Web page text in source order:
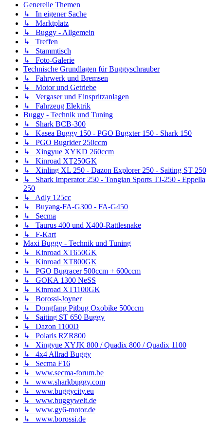
Generelle Themen
↳ In eigener Sache
↳ Marktplatz
↳ Buggy - Allgemein
↳ Treffen
↳ Stammtisch
↳ Foto-Galerie
Technische Grundlagen für Buggyschrauber
↳ Fahrwerk und Bremsen
↳ Motor und Getriebe
↳ Vergaser und Einspritzanlagen
↳ Fahrzeug Elektrik
Buggy - Technik und Tuning
↳ Shark BCB-300
↳ Kasea Buggy 150 - PGO Bugxter 150 - Shark 150
↳ PGO Bugrider 250ccm
↳ Xingyue XYKD 260ccm
↳ Kinroad XT250GK
↳ Xinling XL 250 - Dazon Explorer 250 - Saiting ST 250
↳ Shark Imperator 250 - Tongian Sports TJ-250 - Eppella
250
↳ Adly 125cc
↳ Buyang-FA-G300 - FA-G450
↳ Secma
↳ Taurus 400 und X400-Rattlesnake
↳ F-Kart
Maxi Buggy - Technik und Tuning
↳ Kinroad XT650GK
↳ Kinroad XT800GK
↳ PGO Bugracer 500ccm + 600ccm
↳ GOKA 1300 NeSS
↳ Kinroad XT1100GK
↳ Borossi-Joyner
↳ Dongfang Pitbug Oxobike 500ccm
↳ Saiting ST 650 Buggy
↳ Dazon 1100D
↳ Polaris RZR800
↳ Xingyue XYJK 800 / Quadix 800 / Quadix 1100
↳ 4x4 Allrad Buggy
↳ Secma F16
↳ www.secma-forum.be
↳ www.sharkbuggy.com
↳ www.buggycity.eu
↳ www.buggywelt.de
↳ www.gy6-motor.de
↳ www.borossi.de